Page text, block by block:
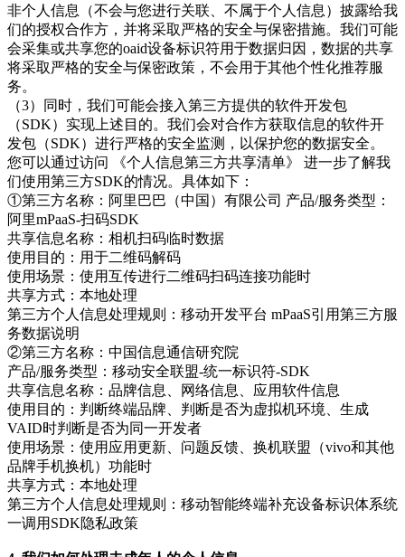
非个人信息（不会与您进行关联、不属于个人信息）披露给我
们的授权合作方，并将采取严格的安全与保密措施。我们可能
会采集或共享您的oaid设备标识符用于数据归因，数据的共享
将采取严格的安全与保密政策，不会用于其他个性化推荐服
务。
（3）同时，我们可能会接入第三方提供的软件开发包
（SDK）实现上述目的。我们会对合作方获取信息的软件开
发包（SDK）进行严格的安全监测，以保护您的数据安全。
您可以通过访问
《个人信息第三方共享清单》
进一步了解我
们使用第三方SDK的情况。具体如下：
①第三方名称：阿里巴巴（中国）有限公司 产品/服务类型：
阿里mPaaS-扫码SDK
共享信息名称：相机扫码临时数据
使用目的：用于二维码解码
使用场景：使用互传进行二维码扫码连接功能时
共享方式：本地处理
第三方个人信息处理规则： 移动开发平台 mPaaS引用第三方服
务数据说明
②第三方名称：中国信息通信研究院
产品/服务类型：移动安全联盟-统一标识符-SDK
共享信息名称：品牌信息、网络信息、应用软件信息
使用目的：判断终端品牌、判断是否为虚拟机环境、生成
VAID时判断是否为同一开发者
使用场景：使用应用更新、问题反馈、换机联盟（vivo和其他
品牌手机换机）功能时
共享方式：本地处理
第三方个人信息处理规则： 移动智能终端补充设备标识体系统
一调用SDK隐私政策